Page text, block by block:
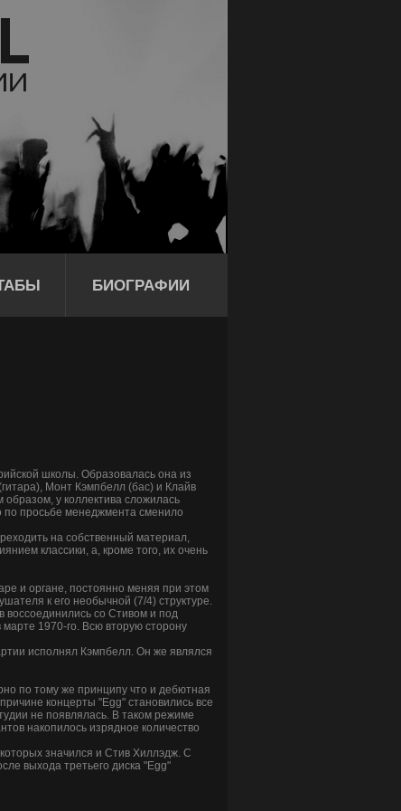
БИОГРАФИИ
школы. Образовалась она из
Монт Кэмпбелл (бас) и Клайв
образом, у коллектива сложилась
по просьбе менеджмента сменило
на собственный материал,
классики, а, кроме того, их очень
и органе, постоянно меняя при этом
к его необычной (7/4) структуре.
воссоединились со Стивом и под
1970-го. Всю вторую сторону
исполнял Кэмпбелл. Он же являлся
по тому же принципу что и дебютная
концерты "Egg" становились все
не появлялась. В таком режиме
накопилось изрядное количество
значился и Стив Хиллэдж. С
выхода третьего диска "Egg"